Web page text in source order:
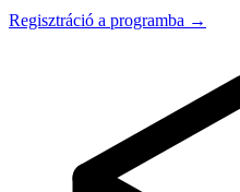
Regisztráció a programba →